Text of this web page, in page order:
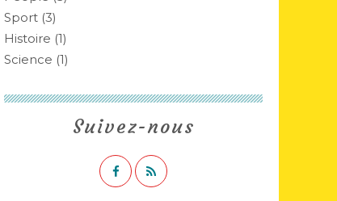
Sport (3)
Histoire (1)
Science (1)
Suivez-nous